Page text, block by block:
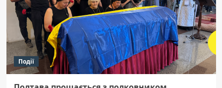
Події